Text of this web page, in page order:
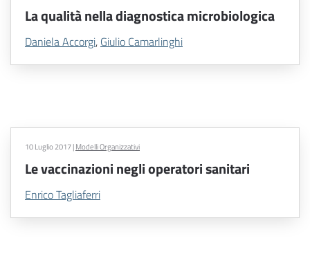
La qualità nella diagnostica microbiologica
Daniela Accorgi, Giulio Camarlinghi
10 Luglio 2017|Modelli Organizzativi
Le vaccinazioni negli operatori sanitari
Enrico Tagliaferri